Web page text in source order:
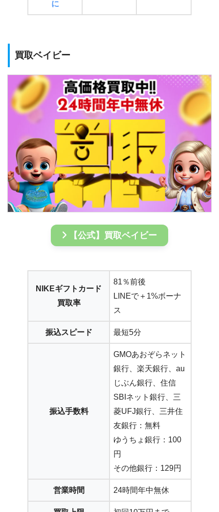
に
買取ベイビー
【公式】買取ベイビー
NIKEギフトカード
買取率
81％前後
LINEで＋1%ボーナ
ス
振込スピード 最短5分
振込手数料
GMOあおぞらネット
銀行、楽天銀行、au
じぶん銀行、住信
SBIネット銀行、三
菱UFJ銀行、三井住
友銀行：無料
ゆうちょ銀行：100
円
その他銀行：129円
営業時間 24時間年中無休